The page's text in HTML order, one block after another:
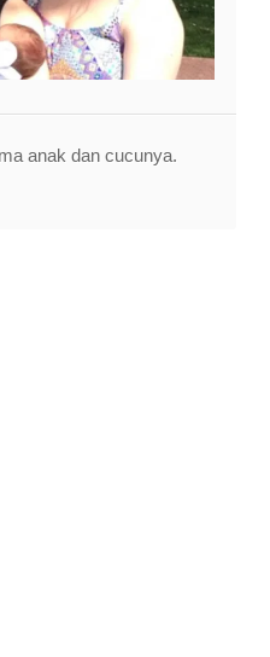
anak dan cucunya.